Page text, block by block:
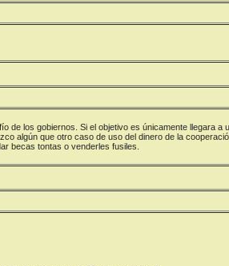
de los gobiernos. Si el objetivo es únicamente llegara
algún que otro caso de uso del dinero de la
becas tontas o venderles fusiles.